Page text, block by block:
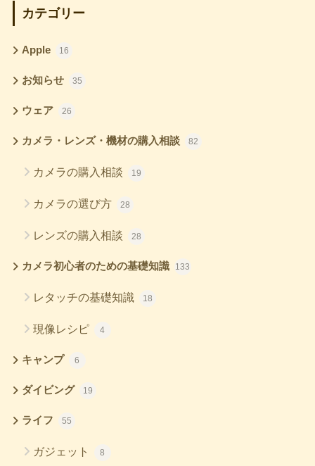
カテゴリー
Apple 16
お知らせ 35
ウェア 26
カメラ・レンズ・機材の購入相談 82
カメラの購入相談 19
カメラの選び方 28
レンズの購入相談 28
カメラ初心者のための基礎知識 133
レタッチの基礎知識 18
現像レシピ 4
キャンプ 6
ダイビング 19
ライフ 55
ガジェット 8